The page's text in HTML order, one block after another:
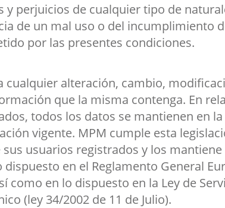
y perjuicios de cualquier tipo de
de un mal uso o del incumplimiento
por las presentes condiciones.
alteración, cambio,
que la misma contenga. En
todos los datos se mantienen en
vigente. MPM cumple esta
usuarios registrados y los
dispuesto en el Reglamento General
como en lo dispuesto en la Ley de
(ley 34/2002 de 11 de Julio).